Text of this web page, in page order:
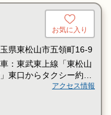
お気に入り
県東松山市五領町16-9
：東武東上線「東松山
東口からタクシー約10
アクセス情報